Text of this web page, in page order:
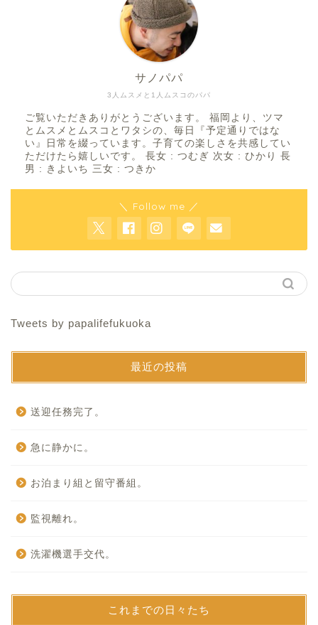
3人ムスメと1人ムスコのパパ
サノパパ
ご覧いただきありがとうございます。 福岡より、ツマ
とムスメとムスコとワタシの、毎日『予定通りではな
い』日常を綴っています。子育ての楽しさを共感してい
ただけたら嬉しいです。 長女 : つむぎ 次女 : ひかり 長
男 : きよいち 三女 : つきか
＼ Follow me ／
Tweets by papalifefukuoka
最近の投稿
送迎任務完了。
急に静かに。
お泊まり組と留守番組。
監視離れ。
洗濯機選手交代。
これまでの日々たち